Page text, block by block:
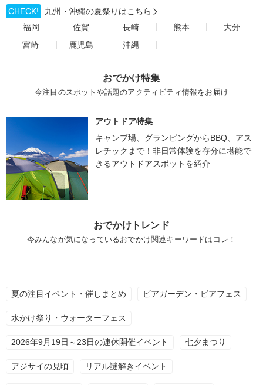
CHECK!
九州・沖縄の夏祭りはこちら
福岡
佐賀 長崎 熊本
大分
宮崎
鹿児島 沖縄
おでかけ特集
今注目のスポットや話題のアクティビティ情報をお届け
アウトドア特集
キャンプ場、グランピングからBBQ、アス
レチックまで！非日常体験を存分に堪能で
きるアウトドアスポットを紹介
おでかけトレンド
今みんなが気になっているおでかけ関連キーワードはコレ！
夏の注目イベント・催しまとめ ビアガーデン・ビアフェス
水かけ祭り・ウォーターフェス
2026年9月19日～23日の連休開催イベント 七夕まつり
アジサイの見頃 リアル謎解きイベント